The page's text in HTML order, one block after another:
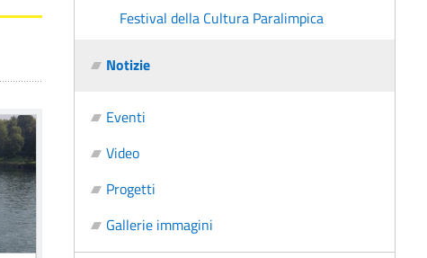
Festival della Cultura Paralimpica
Notizie
Eventi
Video
Progetti
Gallerie immagini